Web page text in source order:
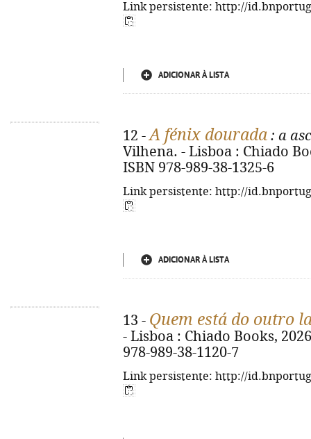
Link persistente: http://
ADICIONAR À LISTA
12 -A fénix dourada : a
Vilhena. - Lisboa : Chiado
ISBN 978-989-38-1325-6
Link persistente: http://
ADICIONAR À LISTA
13 - Quem está do outro
- Lisboa : Chiado Books,
978-989-38-1120-7
Link persistente: http://